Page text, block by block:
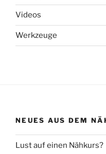
Videos
Werkzeuge
NEUES AUS DEM
Lust auf einen Nähkurs?